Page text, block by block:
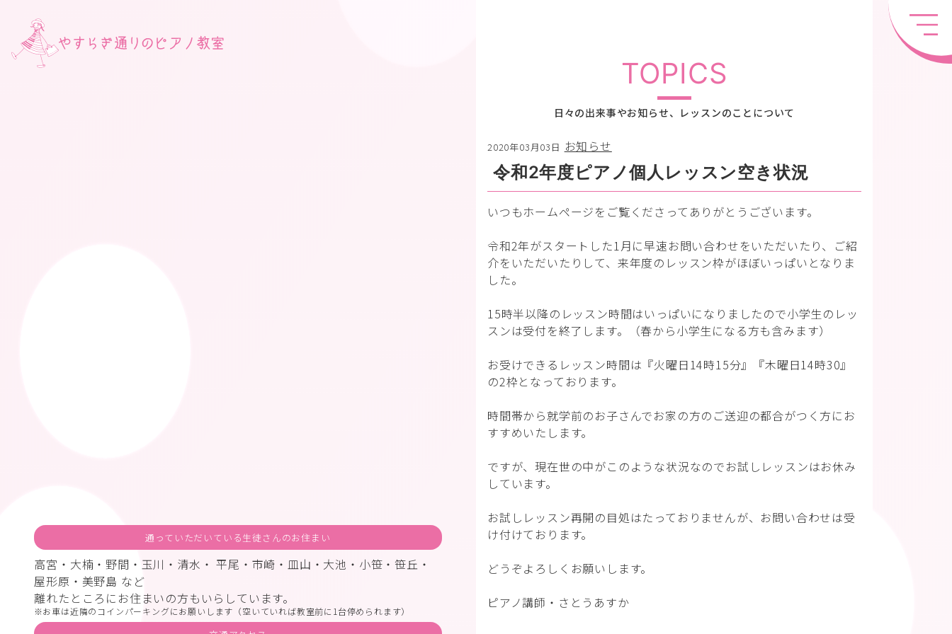
TOPICS
日々の出来事やお知らせ、レッスンのことについて
2020年03月03日 お知らせ
令和2年度ピアノ個人レッスン空き状況
いつもホームページをご覧くださってありがとうございます。
令和2年がスタートした1月に早速お問い合わせをいただいたり、ご紹
介をいただいたりして、来年度のレッスン枠がほぼいっぱいとなりま
した。
15時半以降のレッスン時間はいっぱいになりましたので小学生のレッ
スンは受付を終了します。（春から小学生になる方も含みます）
お受けできるレッスン時間は『火曜日14時15分』『木曜日14時30』
の2枠となっております。
時間帯から就学前のお子さんでお家の方のご送迎の都合がつく方にお
すすめいたします。
ですが、現在世の中がこのような状況なのでお試しレッスンはお休み
しています。
お試しレッスン再開の目処はたっておりませんが、お問い合わせは受
け付けております。
どうぞよろしくお願いします。
ピアノ講師・さとうあすか
通っていただいている生徒さんのお住まい
高宮・大楠・野間・玉川・清水・ 平尾・市崎・皿山・大池・小笹・笹丘・
屋形原・美野島 など
離れたところにお住まいの方もいらしています。
お車は近隣のコインパーキングにお願いします（空いていれば教室前に1台停められます）